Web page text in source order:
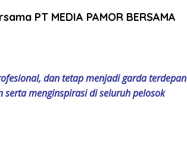
PT MEDIA PAMOR BERSAMA
dan tetap menjadi garda terdepan
menginspirasi di seluruh pelosok